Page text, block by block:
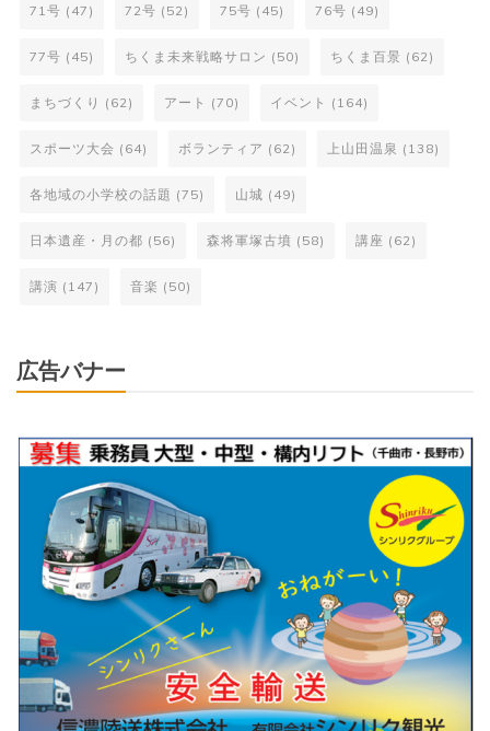
71号 (47) 72号 (52) 75号 (45) 76号 (49)
77号 (45) ちくま未来戦略サロン (50) ちくま百景 (62)
まちづくり (62) アート (70) イベント (164)
スポーツ大会 (64) ボランティア (62) 上山田温泉 (138)
各地域の小学校の話題 (75) 山城 (49)
日本遺産・月の都 (56) 森将軍塚古墳 (58) 講座 (62)
講演 (147) 音楽 (50)
広告バナー